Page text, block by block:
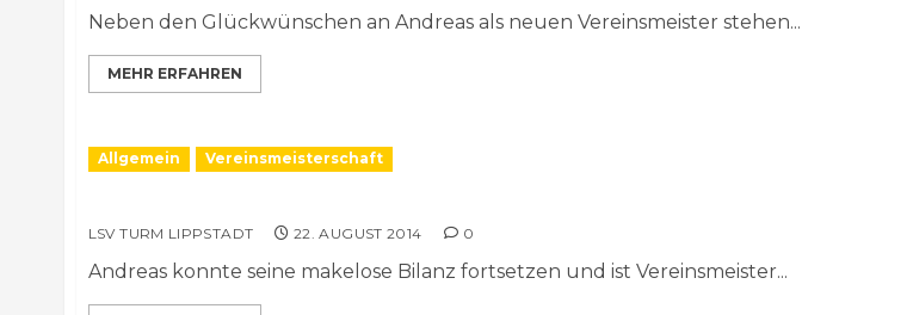
Neben den Glückwünschen an Andreas als neuen Vereinsmeister stehen...
MEHR ERFAHREN
Allgemein Vereinsmeisterschaft
LSV TURM LIPPSTADT 22. AUGUST 2014 0
Andreas konnte seine makelose Bilanz fortsetzen und ist Vereinsmeister...